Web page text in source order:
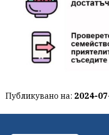
Публикувано на: 2024-